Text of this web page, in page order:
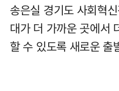
송은실 경기도 사회혁
대가 더 가까운 곳에서
할 수 있도록 새로운